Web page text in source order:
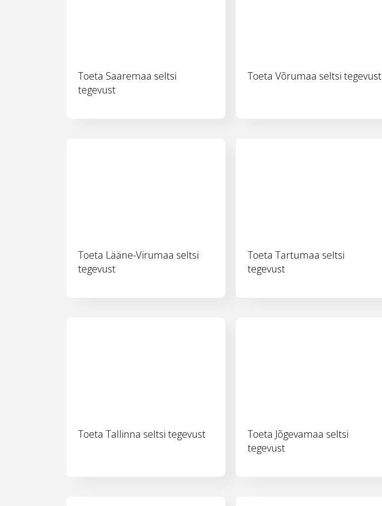
Toeta Saaremaa seltsi
tegevust
Toeta Võrumaa seltsi tegevust
Toeta Lääne-Virumaa seltsi
tegevust
Toeta Tartumaa seltsi
tegevust
Toeta Tallinna seltsi tegevust
Toeta Jõgevamaa seltsi
tegevust